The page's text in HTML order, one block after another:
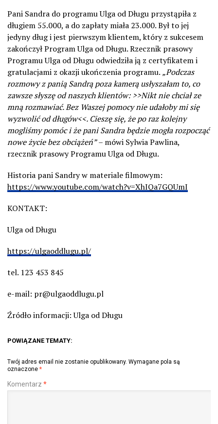
Pani Sandra do programu Ulga od Długu przystąpiła z
długiem 55.000, a do zapłaty miała 23.000. Był to jej
jedyny dług i jest pierwszym klientem, który z sukcesem
zakończył Program Ulga od Długu. Rzecznik prasowy
Programu Ulga od Długu odwiedziła ją z certyfikatem i
gratulacjami z okazji ukończenia programu. „Podczas
rozmowy z panią Sandrą poza kamerą usłyszałam to, co
zawsze słyszę od naszych klientów: >>Nikt nie chciał ze
mną rozmawiać. Bez Waszej pomocy nie udałoby mi się
wyzwolić od długów<<. Cieszę się, że po raz kolejny
mogliśmy pomóc i że pani Sandra będzie mogła rozpocząć
nowe życie bez obciążeń”– mówi Sylwia Pawlina,
rzecznik prasowy Programu Ulga od Długu.
Historia pani Sandry w materiale filmowym:
https://www.youtube.com/watch?v=XhIQa7GQUmI
KONTAKT:
Ulga od Długu
https://ulgaoddlugu.pl/
tel. 123 453 845
e-mail: pr@ulgaoddlugu.pl
Źródło informacji: Ulga od Długu
POWIĄZANE TEMATY:
Twój adres email nie zostanie opublikowany. Wymagane pola są
oznaczone *
Komentarz *